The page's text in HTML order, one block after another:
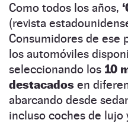
Como todos los años,
(revista
Consumidores de ese
los automóviles
seleccionando los 10
destacados en
abarcando desde
incluso coches de lujo